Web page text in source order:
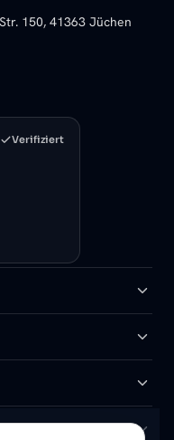
150, 41363 Jüchen
Verifiziert